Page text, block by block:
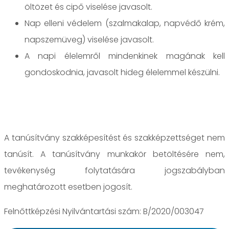
öltözet és cipő viselése javasolt.
Nap elleni védelem (szalmakalap, napvédő krém,
napszemüveg) viselése javasolt.
A napi élelemről mindenkinek magának kell
gondoskodnia, javasolt hideg élelemmel készülni.
A tanúsítvány szakképesítést és szakképzettséget nem
tanúsít. A tanúsítvány munkakör betöltésére nem,
tevékenység folytatására jogszabályban
meghatározott esetben jogosít.
Felnőttképzési Nyilvántartási szám: B/2020/003047